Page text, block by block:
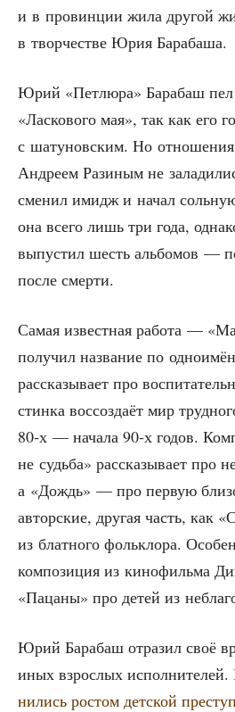
и в про­вин­ции жила дру­гой
в твор­че­стве Юрия Барабаша.
Юрий «Пет­лю­ра» Бара­баш пел
«Лас­ко­во­го мая», так как его
с шату­нов­ским. Но
Андре­ем Рази­ным не
сме­нил имидж и начал
она все­го лишь три года,
выпу­стил шесть аль­бо­мов —
после смерти.
Самая извест­ная рабо­та —
полу­чил назва­ние по
рас­ска­зы­ва­ет про
стин­ка вос­со­зда­ёт мир
80‑х — нача­ла 90‑х годов.
не судь­ба» рас­ска­зы­ва­ет про
а «Дождь» — про первую
автор­ские, дру­гая часть, как
из блат­но­го фольк­ло­ра.
ком­по­зи­ция из кино­филь­ма
«Паца­ны» про детей из
Юрий Бара­баш отра­зил своё
иных взрос­лых
ни­лись ростом дет­ской